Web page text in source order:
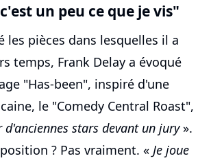
un peu ce que je vis"
les pièces dans lesquelles il a
temps, Frank Delay a évoqué
"Has-been", inspiré d'une
le "Comedy Central Roast",
stars devant un jury».
? Pas vraiment. « Je joue